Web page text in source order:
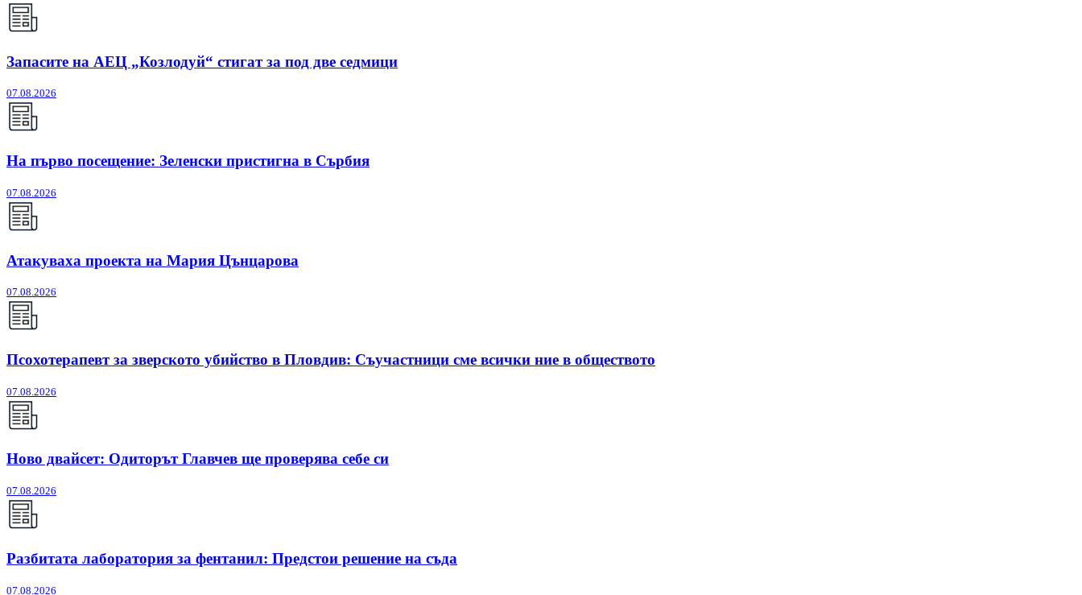
Запасите на АЕЦ „Козлодуй“ стигат за под две седмици
07.08.2026
На първо посещение: Зеленски пристигна в Сърбия
07.08.2026
Атакуваха проекта на Мария Цънцарова
07.08.2026
Псохотерапевт за зверското убийство в Пловдив: Съучастници сме всички ние в обществото
07.08.2026
Ново двайсет: Одиторът Главчев ще проверява себе си
07.08.2026
Разбитата лаборатория за фентанил: Предстои решение на съда
07.08.2026